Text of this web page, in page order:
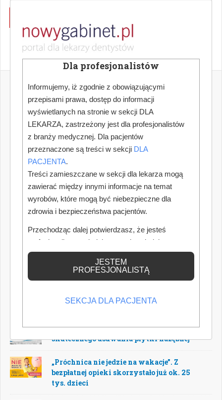
POPULARNE
Najczęściej czytane
Codzienne szczotkowanie nie gwarantuje
skutecznego usuwania płytki nazębnej
„Próchnica nie jedzie na wakacje”. Z
bezpłatnej opieki skorzystało już ok. 25
tys. dzieci
Dla profesjonalistów
Informujemy, iż zgodnie z obowiązującymi
przepisami prawa, dostęp do informacji
wyświetlanych na stronie w sekcji DLA
LEKARZA, zastrzeżony jest dla profesjonalistów
z branży medycznej. Dla pacjentów
przeznaczone są treści w sekcji DLA
PACJENTA.
Treści zamieszczane w sekcji dla lekarza mogą
zawierać między innymi informacje na temat
wyrobów, które mogą być niebezpieczne dla
zdrowia i bezpieczeństwa pacjentów.
Przechodząc dalej potwierdzasz, że jesteś
profesjonalistą posiadającym odpowiednią
wiedzę medyczną.
JESTEM
PROFESJONALISTĄ
SEKCJA DLA PACJENTA